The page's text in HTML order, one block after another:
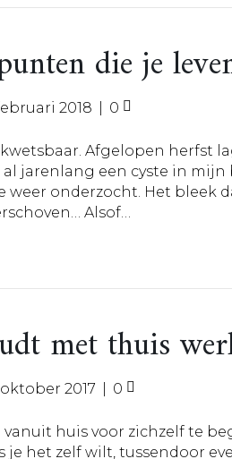
die je
2018 0
Afgelopen herfst
jarenlang een cyste in
weer onderzocht. Het bleek
Alsof…
met thuis
oktober 2017 0
huis voor zichzelf te
je het zelf wilt, tussendoor